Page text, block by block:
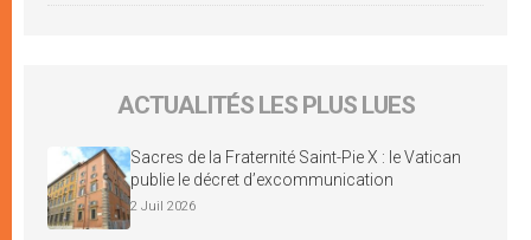
ACTUALITÉS LES PLUS LUES
Sacres de la Fraternité Saint-Pie X : le Vatican
publie le décret d’excommunication
2 Juil 2026